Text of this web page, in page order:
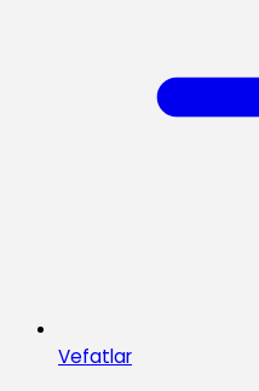
Vefatlar